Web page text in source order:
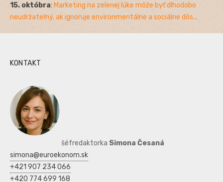
15. októbra: Marketing na zelenej lúke môže byť dlhodobo
neudržateľný, ak ignoruje environmentálne a sociálne dôs...
KONTAKT
šéfredaktorka Simona Česaná
simona@euroekonom.sk
+421 907 234 066
+420 774 699 168